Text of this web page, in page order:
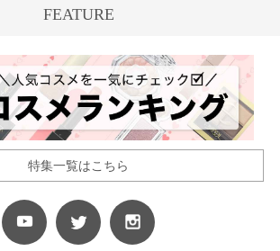
FEATURE
特集一覧はこちら